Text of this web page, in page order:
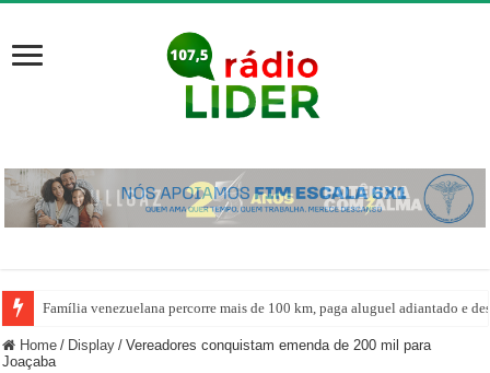
Família venezuelana percorre mais de 100 km, paga aluguel adiantado e
Home / Display / Vereadores conquistam emenda de 200 mil para
Joaçaba